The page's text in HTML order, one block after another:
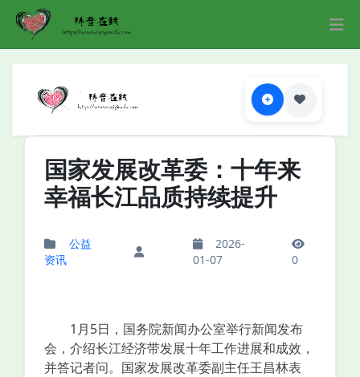
国家发展改革委：十年来
幸福长江品质持续提升
公益
资讯
2026-
01-07
0
1月5日，国务院新闻办公室举行新闻发布
会，介绍长江经济带发展十年工作进展和成效，
并答记者问。国家发展改革委副主任王昌林表